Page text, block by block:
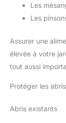
Les
Les
Assurer une
élevée à votre
tout aussi
Protéger les
Abris existants